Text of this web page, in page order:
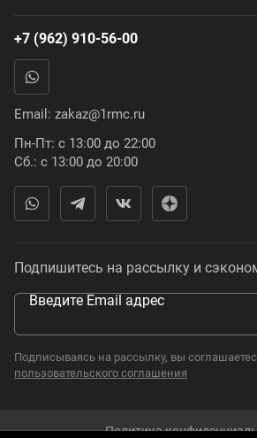
+7 (962) 910-56-00
Email: zakaz@1rmc.ru
Пн-Пт: с 13:00 до 22:00
Сб.: с 13:00 до 20:00
Подпишитесь на рассылку и
Введите Email адрес
Подписываясь на рассылку, вы
пользовательского соглашения
Политика